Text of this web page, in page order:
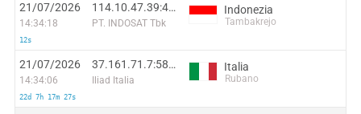
21/07/2026
14:34:18
12s
114.10.47.39:48340
PT. INDOSAT Tbk
Indonezia
Tambakrejo
21/07/2026
14:34:06
22d 7h 17m 27s
37.161.71.7:58713
Iliad Italia
Italia
Rubano